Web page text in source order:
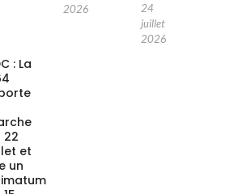
2026
24
juillet
2026
: La
22
et
un